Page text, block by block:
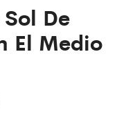
De
El Medio